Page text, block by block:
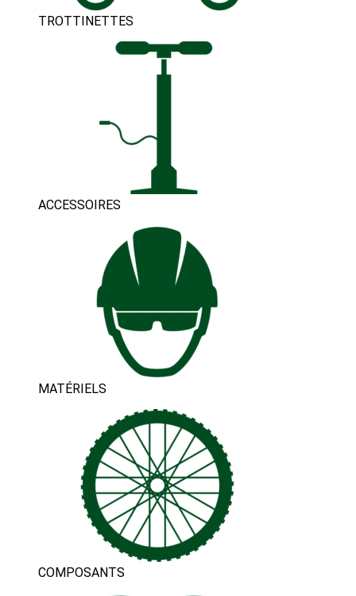
TROTTINETTES
ACCESSOIRES
MATÉRIELS
COMPOSANTS